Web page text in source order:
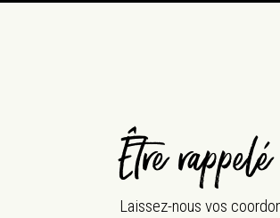
Être rappelé
Laissez-nous vos